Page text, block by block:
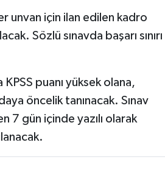
unvan için ilan edilen kadro
Sözlü sınavda başarı sınırı
KPSS puanı yüksek olana,
öncelik tanınacak. Sınav
7 gün içinde yazılı olarak